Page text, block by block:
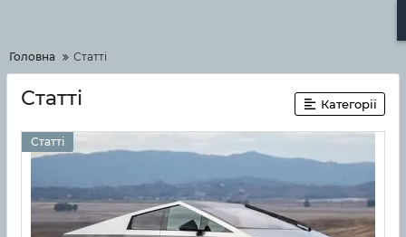
Головна Статті
Статті Категорії
Статті